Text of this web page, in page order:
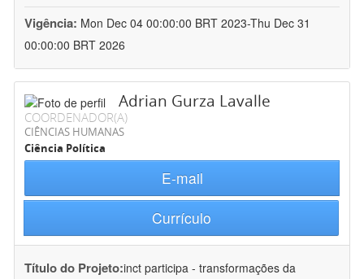
Vigência: Mon Dec 04 00:00:00 BRT 2023-Thu Dec 31
00:00:00 BRT 2026
Adrian Gurza Lavalle
COORDENADOR(A)
CIÊNCIAS HUMANAS
Ciência Política
E-mail
Currículo
Título do Projeto:inct participa - transformações da